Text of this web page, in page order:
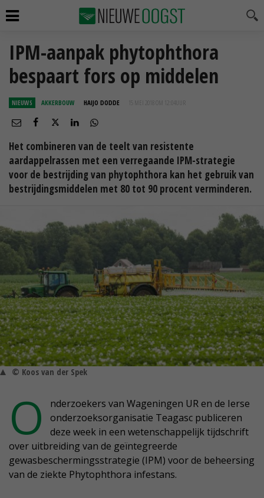
IPM-aanpak phytophthora
bespaart fors op middelen
NIEUWS AKKERBOUW HAIJO DODDE 15 MEI 2018 OM 12:04
Het combineren van de teelt van resistente
aardappelrassen met een verregaande IPM-strategie
voor de bestrijding van phytophthora kan het gebruik van
bestrijdingsmiddelen met 80 tot 90 procent verminderen.
© Koos van der Spek
O
nderzoekers van Wageningen UR en de Ierse
onderzoeksorganisatie Teagasc publiceren
deze week in een wetenschappelijk tijdschrift
over uitbreiding van de geïntegreerde
gewasbeschermingsstrategie (IPM) voor de beheersing
van de ziekte Phytophthora infestans.